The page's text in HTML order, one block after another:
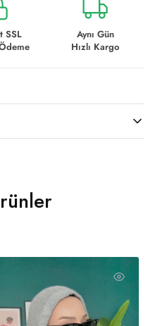
SSL
Aynı Gün
Hızlı Kargo